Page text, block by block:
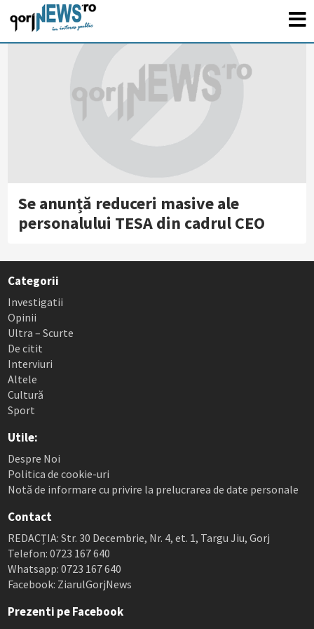
Se anunță reduceri masive ale
personalului TESA din cadrul CEO
Categorii
Investigatii
Opinii
Ultra – Scurte
De citit
Interviuri
Altele
Cultură
Sport
Utile:
Despre Noi
Politica de cookie-uri
Notă de informare cu privire la prelucrarea de date personale
Contact
REDACȚIA: Str. 30 Decembrie, Nr. 4, et. 1, Targu Jiu, Gorj
Telefon: 0723 167 640
Whatsapp: 0723 167 640
Facebook: ZiarulGorjNews
Prezenti pe Facebook